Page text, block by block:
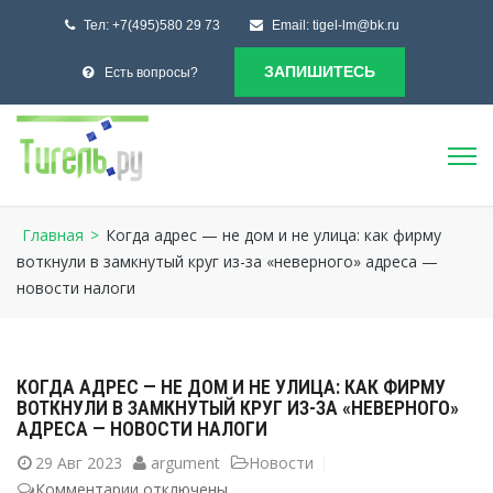
Тел: +7(495)580 29 73 Email: tigel-lm@bk.ru
Есть вопросы? ЗАПИШИТЕСЬ
Главная > Когда адрес — не дом и не улица: как фирму
воткнули в замкнутый круг из-за «неверного» адреса —
новости налоги
КОГДА АДРЕС — НЕ ДОМ И НЕ УЛИЦА: КАК ФИРМУ
ВОТКНУЛИ В ЗАМКНУТЫЙ КРУГ ИЗ-ЗА «НЕВЕРНОГО»
АДРЕСА — НОВОСТИ НАЛОГИ
29 Авг 2023 argument
Новости